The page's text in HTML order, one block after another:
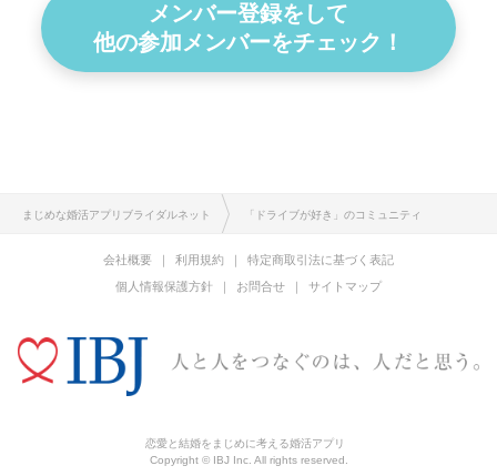
メンバー登録をして
他の参加メンバーをチェック！
まじめな婚活アプリブライダルネット 「ドライブが好き」のコミュニティ
会社概要 利用規約
特定商取引法に基づく表記
個人情報保護方針
お問合せ サイトマップ
恋愛と結婚をまじめに考える婚活アプリ
Copyright © IBJ Inc. All rights reserved.